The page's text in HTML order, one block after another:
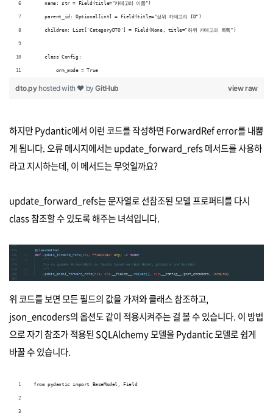
    name: str = Field(title="카테고리 이름")
    parent_id: Optional[int] = Field(title="상위 카테고리 ID")
    children: List['CategoryDTO'] = Field(None, title="하위 카테고리 목록")
    class Config:
        orm_mode = True
view raw
dto.py hosted with ❤ byGitHub
하지만 Pydantic에서 이런 코드를 작성하면 ForwardRef error를 내뿜
게 됩니다. 오류 메시지에서는 update_forward_refs 메서드를 사용하
라고 지시하는데, 이 메서드는 무엇일까요?
update_forward_refs는 문자열로 선참조된 모델 프로퍼티를 다시
class 참조할 수 있도록 해주는 녀석입니다.
위 코드를 보면 모든 필드의 값을 가져와 클래스 참조하고,
json_encoders의 옵션도 같이 적용시켜주는 걸 볼 수 있습니다. 이 방법
으로 자기 참조가 적용된 SQLAlchemy 모델을 Pydantic 모델로 쉽게
바꿀 수 있습니다.
from pydantic import BaseModel, Field